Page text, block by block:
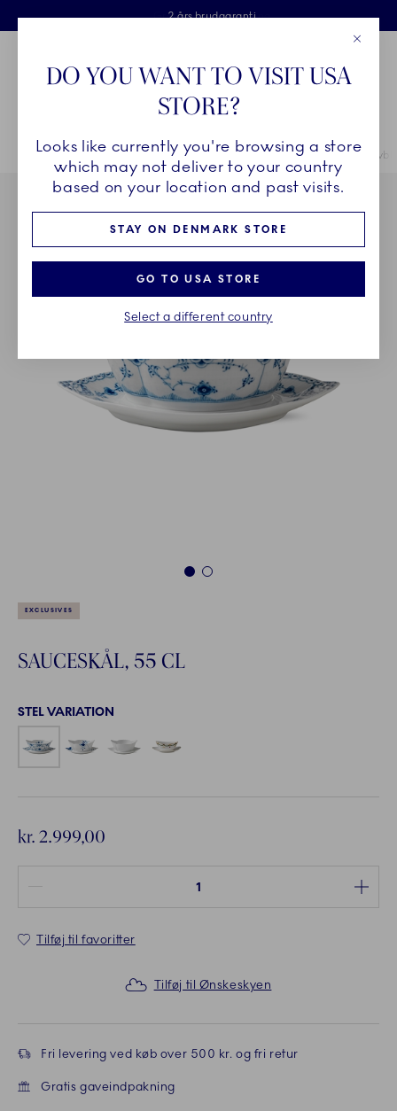
Skip Navigation
Fri levering ved køb over 500 kr. og fri retur
Gratis gaveindpakning
2 års brudgaranti
Royal Copenhagen
Breadcrumb Headlinesss
HjemSTEL Stel Musselmalet Halvblonde Musselmalet
1 2
EXCLUSIVES
SAUCESKÅL, 55 CL
STEL VARIATION
kr. 2.999,00
Tilføj til favoritter
Tilføj til Ønskeskyen
Fri levering ved køb over 500 kr. og fri retur
Gratis gaveindpakning
DO YOU WANT TO VISIT USA
STORE?
Looks like currently you're browsing a store
which may not deliver to your country
based on your location and past visits.
STAY ON DENMARK STORE
GO TO USA STORE
Select a different country